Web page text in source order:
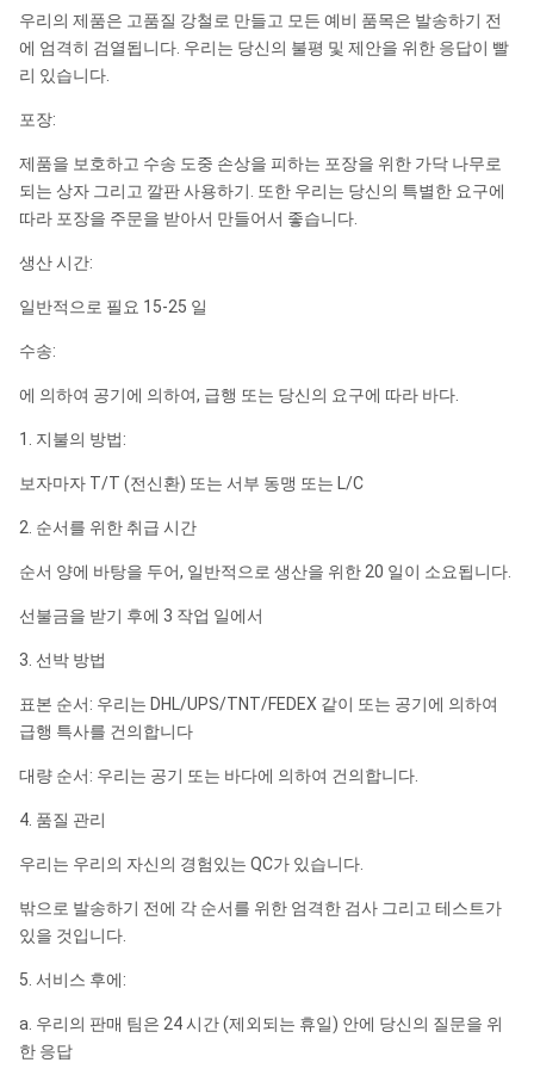
우리의 제품은 고품질 강철로 만들고 모든 예비 품목은 발송하기 전
에 엄격히 검열됩니다. 우리는 당신의 불평 및 제안을 위한 응답이 빨
리 있습니다.
포장:
제품을 보호하고 수송 도중 손상을 피하는 포장을 위한 가닥 나무로
되는 상자 그리고 깔판 사용하기. 또한 우리는 당신의 특별한 요구에
따라 포장을 주문을 받아서 만들어서 좋습니다.
생산 시간:
일반적으로 필요 15-25 일
수송:
에 의하여 공기에 의하여, 급행 또는 당신의 요구에 따라 바다.
1. 지불의 방법:
보자마자 T/T (전신환) 또는 서부 동맹 또는 L/C
2. 순서를 위한 취급 시간
순서 양에 바탕을 두어, 일반적으로 생산을 위한 20 일이 소요됩니다.
선불금을 받기 후에 3 작업 일에서
3. 선박 방법
표본 순서: 우리는 DHL/UPS/TNT/FEDEX 같이 또는 공기에 의하여
급행 특사를 건의합니다
대량 순서: 우리는 공기 또는 바다에 의하여 건의합니다.
4. 품질 관리
우리는 우리의 자신의 경험있는 QC가 있습니다.
밖으로 발송하기 전에 각 순서를 위한 엄격한 검사 그리고 테스트가
있을 것입니다.
5. 서비스 후에:
a. 우리의 판매 팀은 24 시간 (제외되는 휴일) 안에 당신의 질문을 위
한 응답